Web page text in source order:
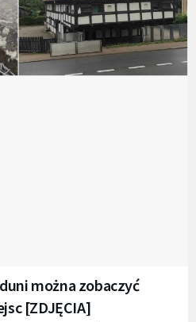
można zobaczyć
[ZDJĘCIA]